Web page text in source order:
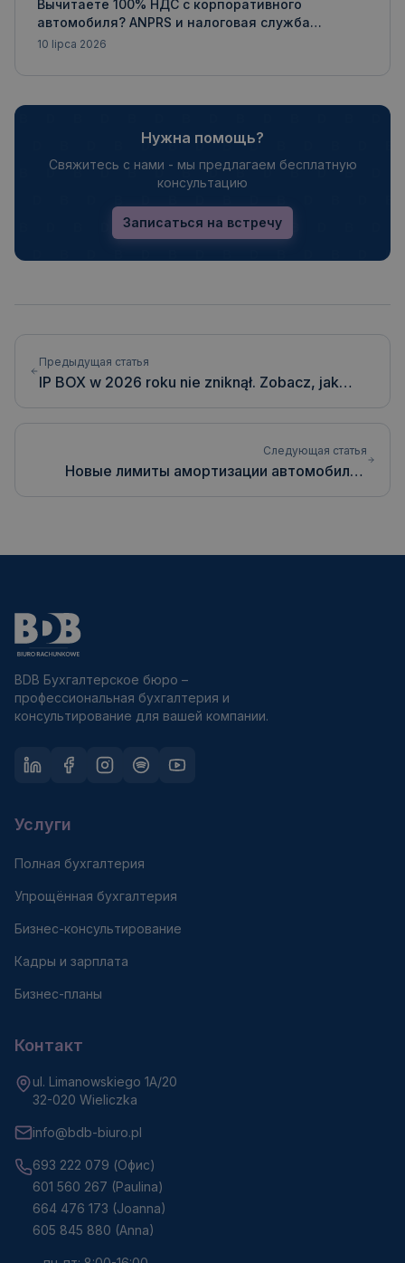
Вычитаете 100% НДС с корпоративного
автомобиля? ANPRS и налоговая служба
говорят: «Проверяю»
10 lipca 2026
Нужна помощь?
Свяжитесь с нами - мы предлагаем бесплатную
консультацию
Записаться на встречу
Предыдущая статья
IP BOX w 2026 roku nie zniknął. Zobacz, jak
Следующая статья
Новые лимиты амортизации автомобилей
BDB Бухгалтерское бюро –
профессиональная бухгалтерия и
консультирование для вашей компании.
Услуги
Полная бухгалтерия
Упрощённая бухгалтерия
Бизнес-консультирование
Кадры и зарплата
Бизнес-планы
Контакт
ul. Limanowskiego 1A/20
32-020 Wieliczka
info@bdb-biuro.pl
693 222 079 (Офис)
601 560 267 (Paulina)
664 476 173 (Joanna)
605 845 880 (Anna)